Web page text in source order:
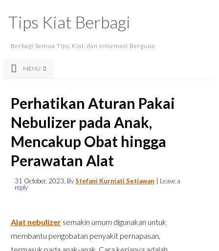
Tips Kiat Berbagi
Berbagi Semua Tips, Kiat, dan Informasi Berguna
MENU
Perhatikan Aturan Pakai
Nebulizer pada Anak,
Mencakup Obat hingga
Perawatan Alat
31 October, 2023 , ByStefani Kurniati Setiawan
Leave a
reply
Alat nebulizersemakin umum digunakan untuk
membantu pengobatan penyakit pernapasan,